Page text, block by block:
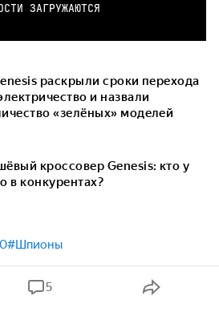
ЗАГРУЖАЮТСЯ
раскрыли сроки перехода
и назвали
«зелёных» моделей
кроссовер Genesis: кто у
в конкурентах?
#Шпионы
5